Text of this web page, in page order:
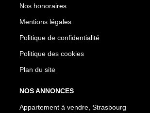
Nos honoraires
Mentions légales
Politique de confidentialité
Politique des cookies
Plan du site
NOS ANNONCES
Appartement à vendre, Strasbourg